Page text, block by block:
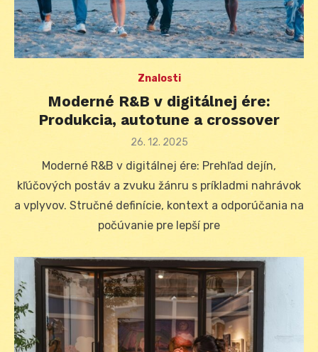
Znalosti
Moderné R&B v digitálnej ére:
Produkcia, autotune a crossover
Posted
26. 12. 2025
Moderné R&B v digitálnej ére: Prehľad dejín,
kľúčových postáv a zvuku žánru s príkladmi nahrávok
a vplyvov. Stručné definície, kontext a odporúčania na
počúvanie pre lepší pre